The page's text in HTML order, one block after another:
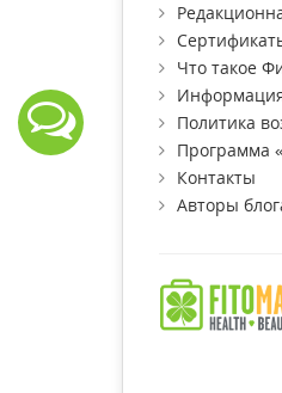
Что такое
Политика
Программа
Контакты
Авторы